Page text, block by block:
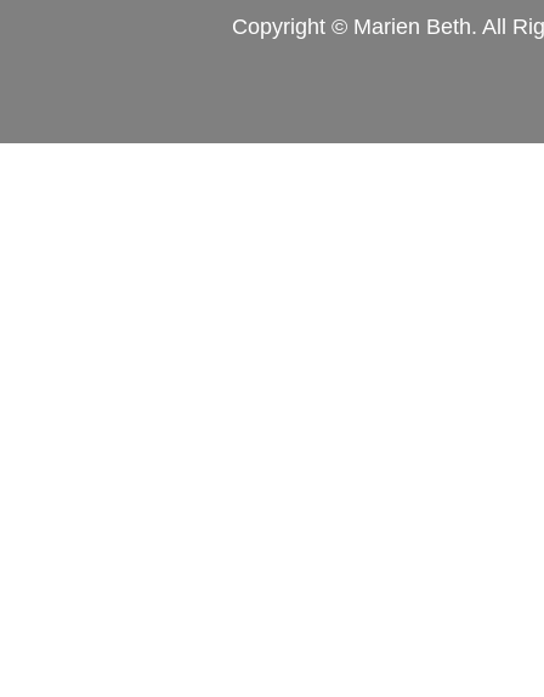
Copyright © Marien Beth. All